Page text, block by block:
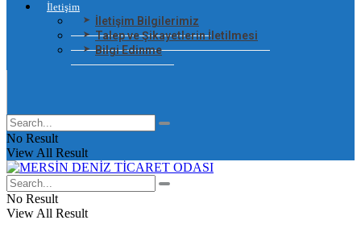
İletişim
İletişim Bilgilerimiz
Talep ve Şikayetlerin İletilmesi
Bilgi Edinme
No Result
View All Result
No Result
View All Result